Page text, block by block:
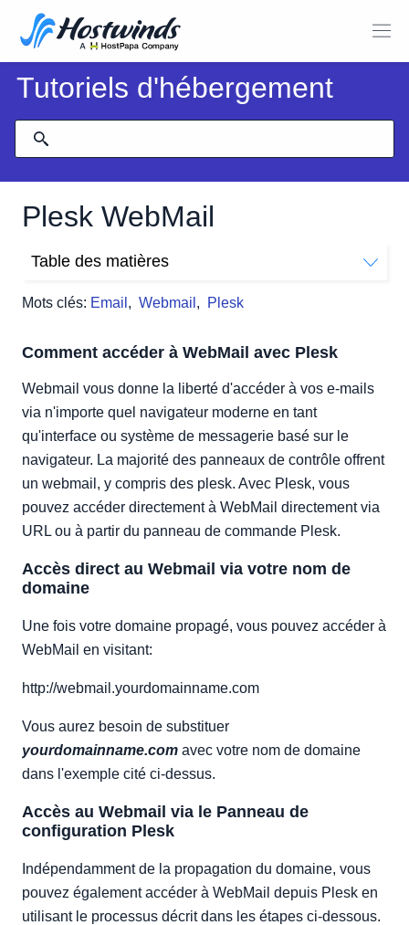
Tutoriels d'hébergement
Plesk WebMail
Mots clés: Email , Webmail , Plesk
Table des matières
Accès direct au Webmail via votre nom de domaine
SmarterMail
Comment accéder à WebMail avec Plesk
Webmail vous donne la liberté d'accéder à vos e-mails
via n'importe quel navigateur moderne en tant
qu'interface ou système de messagerie basé sur le
navigateur. La majorité des panneaux de contrôle offrent
un webmail, y compris des plesk. Avec Plesk, vous
pouvez accéder directement à WebMail directement via
URL ou à partir du panneau de commande Plesk.
Accès direct au Webmail via votre nom de
domaine
Une fois votre domaine propagé, vous pouvez accéder à
WebMail en visitant:
http://webmail.yourdomainname.com
Vous aurez besoin de substituer
yourdomainname.com avec votre nom de domaine
dans l'exemple cité ci-dessus.
Accès au Webmail via le Panneau de
configuration Plesk
Indépendamment de la propagation du domaine, vous
pouvez également accéder à WebMail depuis Plesk en
utilisant le processus décrit dans les étapes ci-dessous.